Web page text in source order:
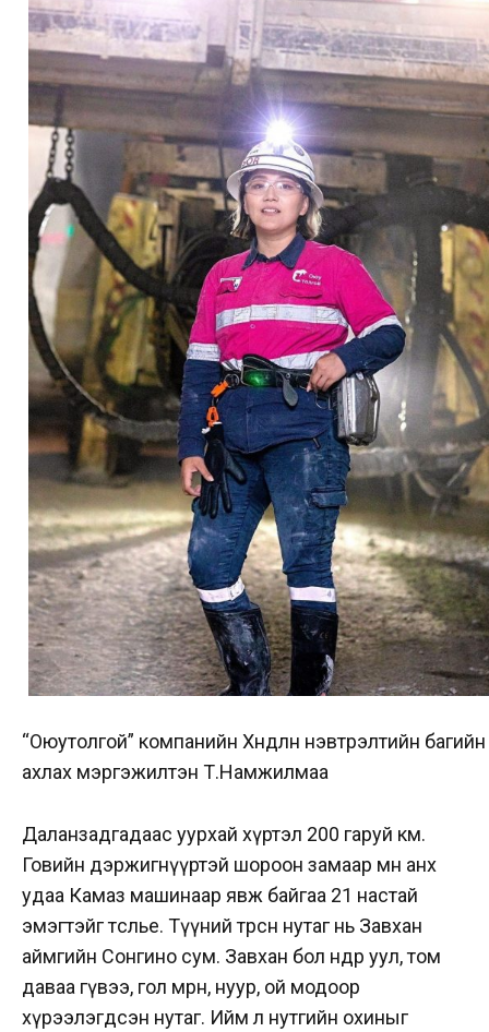
“Оюутолгой” компанийн Хөндлөн нэвтрэлтийн багийн
ахлах мэргэжилтэн Т.Намжилмаа
Даланзадгадаас уурхай хүртэл 200 гаруй км.
Говийн дэржигнүүртэй шороон замаар мөн анх
удаа Камаз машинаар явж байгаа 21 настай
эмэгтэйг төсөөлье. Түүний төрсөн нутаг нь Завхан
аймгийн Сонгино сум. Завхан бол өндөр уул, том
даваа гүвээ, гол мөрөн, нуур, ой модоор
хүрээлэгдсэн нутаг. Ийм л нутгийн охиныг